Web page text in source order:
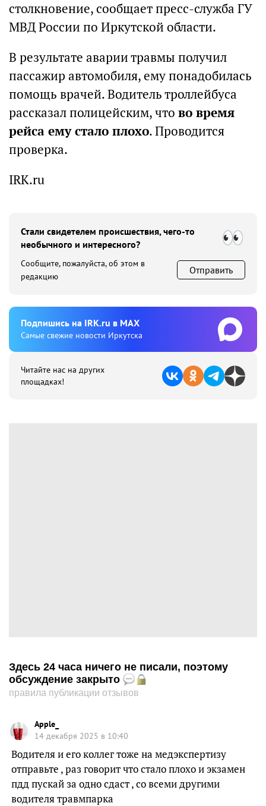
столкновение, сообщает пресс-служба ГУ
МВД России по Иркутской области.
В результате аварии травмы получил
пассажир автомобиля, ему понадобилась
помощь врачей. Водитель троллейбуса
рассказал полицейским, что во время
рейса ему стало плохо. Проводится
проверка.
IRK.ru
Стали свидетелем происшествия, чего-то
необычного и интересного?
Сообщите, пожалуйста, об этом в
редакцию
Отправить
Подпишиcь на IRK.ru в MAX
Cамые свежие новости Иркутска
Читайте нас на других
площадках!
Здесь 24 часа ничего не писали, поэтому
обсуждение закрыто
правила публикации отзывов
Apple_
14 декабря 2025 в 10:40
Водителя и его коллег тоже на медэкспертизу
отправьте , раз говорит что стало плохо и экзамен
пдд пускай за одно сдаст , со всеми другими
водителя травмпарка